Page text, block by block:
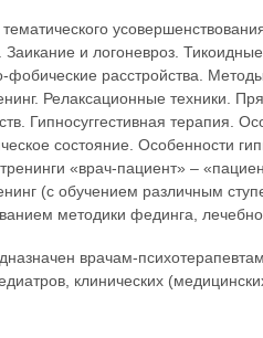
Заикание и логоневроз.
фобические расстройства.
Релаксационные техники.
Гипносуггестивная терапия.
состояние. Особенности
«врач-пациент» –
(с обучением различным
методики фединга,
врачам-
клинических